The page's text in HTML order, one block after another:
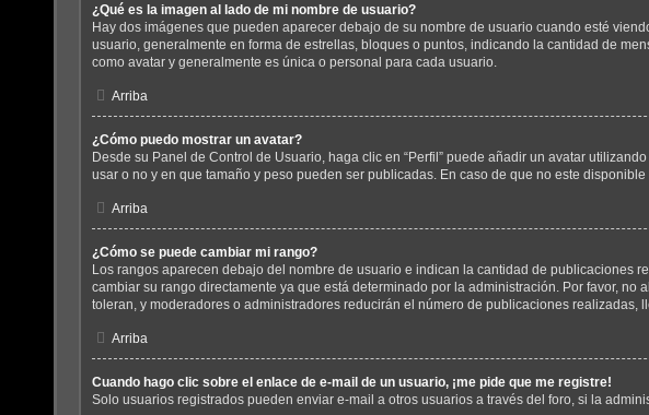
¿Qué es la imagen al lado de mi nombre de usuario?
Hay dos imágenes que pueden aparecer debajo de su nombre de usuario cuando esté
usuario, generalmente en forma de estrellas, bloques o puntos, indicando la cantidad de
como avatar y generalmente es única o personal para cada usuario.
Arriba
¿Cómo puedo mostrar un avatar?
Desde su Panel de Control de Usuario, haga clic en “Perfil” puede añadir un avatar
usar o no y en que tamaño y peso pueden ser publicadas. En caso de que no este
Arriba
¿Cómo se puede cambiar mi rango?
Los rangos aparecen debajo del nombre de usuario e indican la cantidad de publicaciones
cambiar su rango directamente ya que está determinado por la administración. Por favor,
toleran, y moderadores o administradores reducirán el número de publicaciones realizadas,
Arriba
Cuando hago clic sobre el enlace de e-mail de un usuario, ¡me pide que me registre!
Solo usuarios registrados pueden enviar e-mail a otros usuarios a través del foro, si la